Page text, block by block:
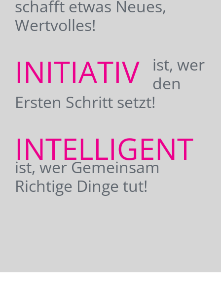
schafft etwas Neues,
Wertvolles!
INITIATIV
ist, wer
den
Ersten Schritt setzt!
INTELLIGENT
ist, wer Gemeinsam
Richtige Dinge tut!